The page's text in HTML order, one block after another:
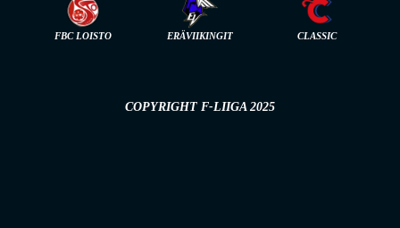
FBC LOISTO ERÄVIIKINGIT CLASSIC
COPYRIGHT F-LIIGA 2025